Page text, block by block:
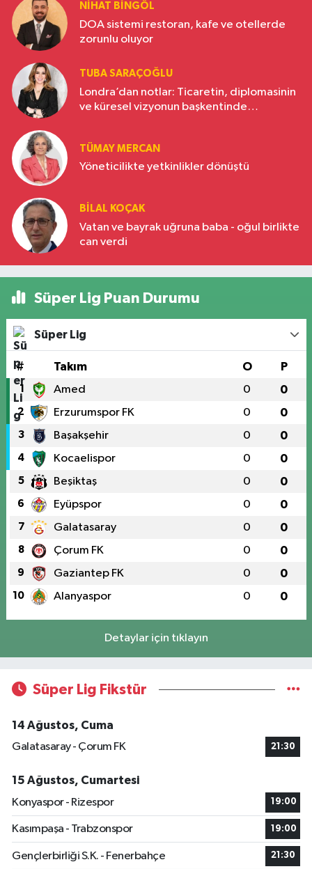
NIHAT BINGÖL
DOA sistemi restoran, kafe ve otellerde
zorunlu oluyor
TUBA SARAÇOĞLU
Londra’dan notlar: Ticaretin, diplomasinin
ve küresel vizyonun başkentinde
TÜMAY MERCAN
Yöneticilikte yetkinlikler dönüştü
BILAL KOÇAK
Vatan ve bayrak uğruna baba - oğul birlikte
can verdi
Süper Lig Puan Durumu
Süper Lig
# Takım O P
1 Amed 0 0
2 Erzurumspor FK 0 0
3 Başakşehir 0 0
4 Kocaelispor 0 0
5 Beşiktaş 0 0
6 Eyüpspor 0 0
7 Galatasaray 0 0
8 Çorum FK 0 0
9 Gaziantep FK 0 0
10 Alanyaspor 0 0
Detaylar için tıklayın
Süper Lig Fikstür
14 Ağustos, Cuma
Galatasaray - Çorum FK
21:30
15 Ağustos, Cumartesi
Konyaspor - Rizespor
19:00
Kasımpaşa - Trabzonspor 19:00
Gençlerbirliği S.K. - Fenerbahçe 21:30